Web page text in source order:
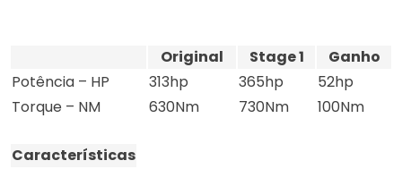
Original Stage 1
Ganho
Potência – HP
313hp 365hp
52hp
Torque – NM
630Nm 730Nm 100Nm
Características